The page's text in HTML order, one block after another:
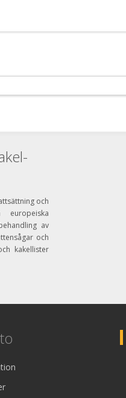
och
av
och
kakellister